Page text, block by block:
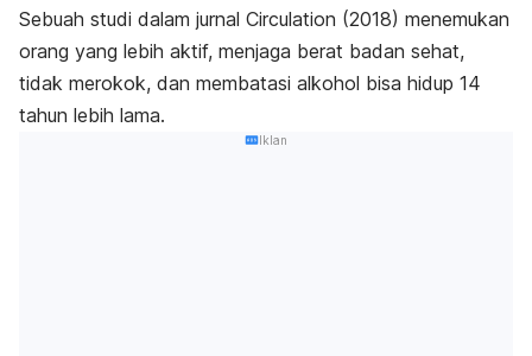
Sebuah studi dalam jurnal Circulation (2018) menemukan
orang yang lebih aktif, menjaga berat badan sehat,
tidak merokok, dan membatasi alkohol bisa hidup 14
tahun lebih lama.
Iklan